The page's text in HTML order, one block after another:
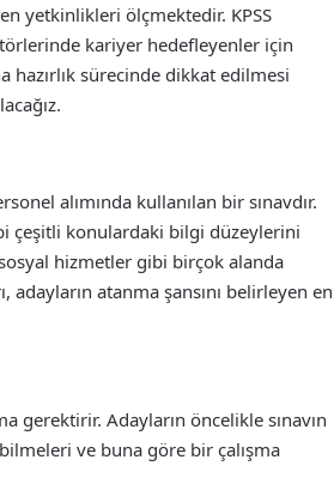
yetkinlikleri ölçmektedir. KPSS
kariyer hedefleyenler için
hazırlık sürecinde dikkat edilmesi
alımında kullanılan bir sınavdır.
çeşitli konulardaki bilgi düzeylerini
hizmetler gibi birçok alanda
atanma şansını belirleyen en
gerektirir. Adayların öncelikle sınavın
ve buna göre bir çalışma